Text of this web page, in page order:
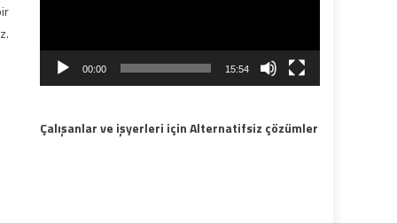
00:00 15:54
Çalışanlar ve işyerleri için Alternatifsiz çözümler